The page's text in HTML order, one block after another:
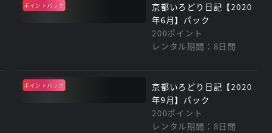
ポイントバック
京都いろどり日記【2020
年6月】パック
200ポイント
レンタル期間：8日間
ポイントバック
京都いろどり日記【2020
年9月】パック
200ポイント
レンタル期間：8日間